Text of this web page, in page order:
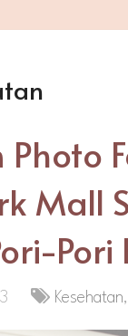
Mall
Pori
Kesehatan,